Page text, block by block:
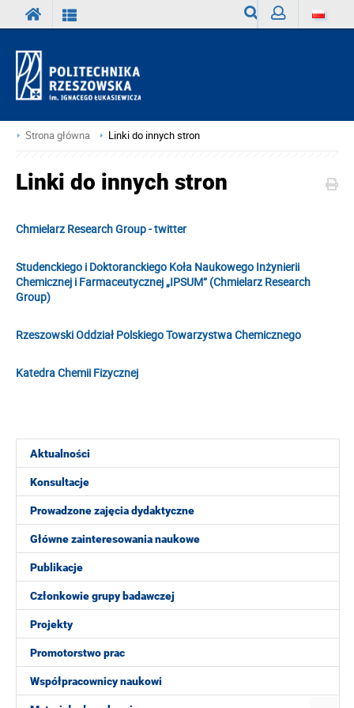
Strona główna Linki do innych stron
Aktualności
Konsultacje
Prowadzone zajęcia dydaktyczne
Główne zainteresowania naukowe
Publikacje
Członkowie grupy badawczej
Projekty
Promotorstwo prac
Współpracownicy naukowi
Linki do innych stron
Chmielarz Research Group - twitter
Studenckiego i Doktoranckiego Koła Naukowego Inżynierii
Chemicznej i Farmaceutycznej „IPSUM” (Chmielarz Research
Group)
Rzeszowski Oddział Polskiego Towarzystwa Chemicznego
Katedra Chemii Fizycznej